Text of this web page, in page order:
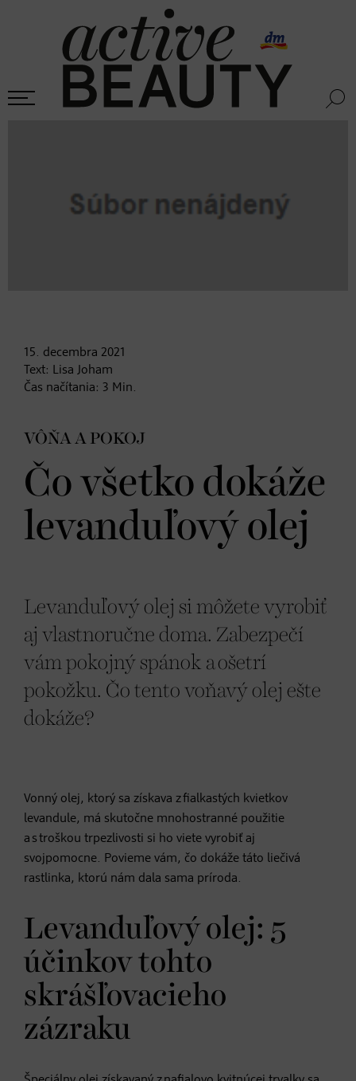
15. decembra 2021
Text: Lisa Joham
Čas načítania: 3 Min.
VÔŇA A POKOJ
Čo všetko dokáže
levanduľový olej
Levanduľový olej si môžete vyrobiť
aj vlastnoručne doma. Zabezpečí
vám pokojný spánok a ošetrí
pokožku. Čo tento voňavý olej ešte
dokáže?
Vonný olej, ktorý sa získava z fialkastých kvietkov
levandule, má skutočne mnohostranné použitie
a s troškou trpezlivosti si ho viete vyrobiť aj
svojpomocne. Povieme vám, čo dokáže táto liečivá
rastlinka, ktorú nám dala sama príroda.
Levanduľový olej: 5
účinkov tohto
skrášľovacieho
zázraku